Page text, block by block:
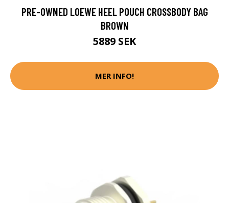
PRE-OWNED LOEWE HEEL POUCH CROSSBODY BAG
BROWN
5889 SEK
MER INFO!